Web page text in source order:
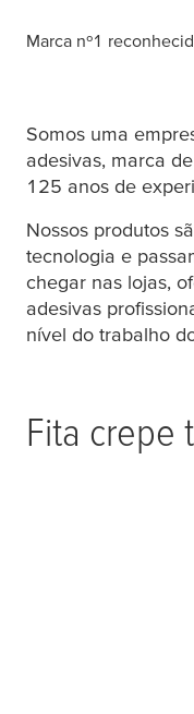
Marca nº1
Somos uma
adesivas, marca
125 anos de
Nossos produtos
tecnologia e
chegar nas lojas,
adesivas
nível do trabalho
Fita crepe